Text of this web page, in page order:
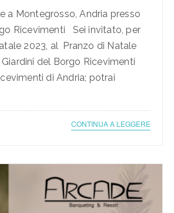
a Montegrosso, Andria presso
Ricevimenti Sei invitato, per
2023, al Pranzo di Natale
del Borgo Ricevimenti
di Andria; potrai
CONTINUA A LEGGERE